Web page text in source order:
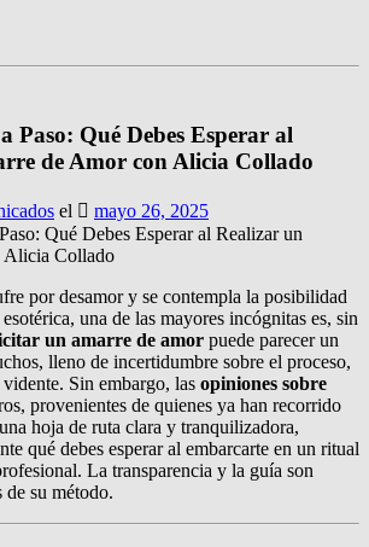
Paso: Qué Debes Esperar al
de Amor con Alicia Collado
el mayo 26, 2025
por desamor y se contempla la posibilidad
una de las mayores incógnitas es, sin
un amarre de amor puede parecer un
lleno de incertidumbre sobre el proceso,
Sin embargo, las opiniones sobre
provenientes de quienes ya han recorrido
hoja de ruta clara y tranquilizadora,
qué debes esperar al embarcarte en un ritual
La transparencia y la guía son
de su método.